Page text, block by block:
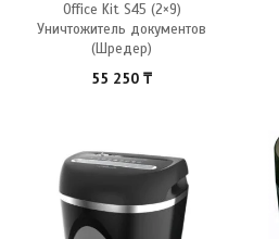
Office Kit S45 (2×9)
Уничтожитель документов
(Шредер)
55 250 ₸